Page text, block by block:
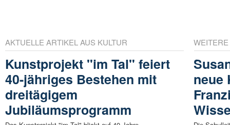
AKTUELLE ARTIKEL AUS KULTUR
Kunstprojekt "im Tal" feiert
40-jähriges Bestehen mit
dreitägigem
Jubiläumsprogramm
neue